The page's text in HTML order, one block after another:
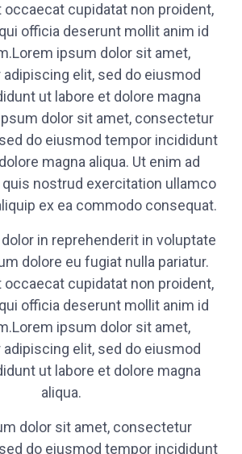
occaecat cupidatat non proident,
officia deserunt mollit anim id
ipsum dolor sit amet,
elit, sed do eiusmod
ut labore et dolore magna
dolor sit amet, consectetur
do eiusmod tempor incididunt
magna aliqua. Ut enim ad
nostrud exercitation ullamco
ex ea commodo consequat.
in reprehenderit in voluptate
dolore eu fugiat nulla pariatur.
occaecat cupidatat non proident,
officia deserunt mollit anim id
ipsum dolor sit amet,
elit, sed do eiusmod
ut labore et dolore magna
aliqua.
dolor sit amet, consectetur
do eiusmod tempor incididunt